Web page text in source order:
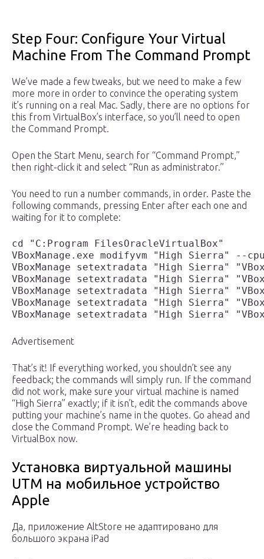
Step Four: Configure Your Virtual
Machine From The Command Prompt
We’ve made a few tweaks, but we need to make a few
more more in order to convince the operating system
it’s running on a real Mac. Sadly, there are no options for
this from VirtualBox’s interface, so you’ll need to open
the Command Prompt.
Open the Start Menu, search for “Command Prompt,”
then right-click it and select “Run as administrator.”
You need to run a number commands, in order. Paste the
following commands, pressing Enter after each one and
waiting for it to complete:
cd "C:Program FilesOracleVirtualBox"
VBoxManage.exe modifyvm "High Sierra" --
VBoxManage setextradata "High Sierra"
VBoxManage setextradata "High Sierra"
VBoxManage setextradata "High Sierra"
VBoxManage setextradata "High Sierra"
VBoxManage setextradata "High Sierra"
Advertisement
That’s it! If everything worked, you shouldn’t see any
feedback; the commands will simply run. If the command
did not work, make sure your virtual machine is named
“High Sierra” exactly; if it isn’t, edit the commands above
putting your machine’s name in the quotes. Go ahead and
close the Command Prompt. We’re heading back to
VirtualBox now.
Установка виртуальной машины
UTM на мобильное устройство
Apple
Да, приложение AltStore не адаптировано для
большого экрана iPad